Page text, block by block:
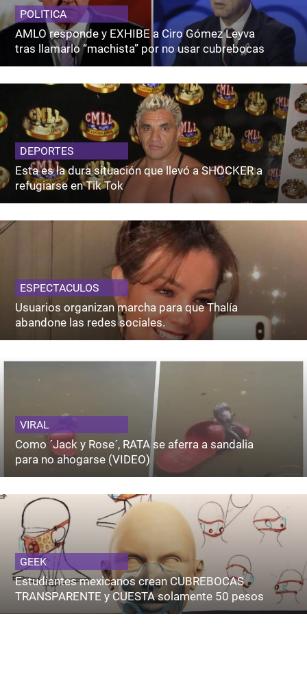
POLITICA
AMLO responde y EXHIBE a Ciro Gómez Leyva
tras llamarlo “machista” por no usar cubrebocas
DEPORTES
Esta es la dura situación que llevó a SHOCKER a
refugiarse en Tik Tok
ESPECTACULOS
Usuarios organizan marcha para que Thalía
abandone las redes sociales.
VIRAL
Como ´Jack y Rose´, RATA se aferra a sandalia
para no ahogarse (VIDEO)
GEEK
Estudiantes mexicanos crean CUBREBOCAS
TRANSPARENTE y CUESTA solamente 50 pesos